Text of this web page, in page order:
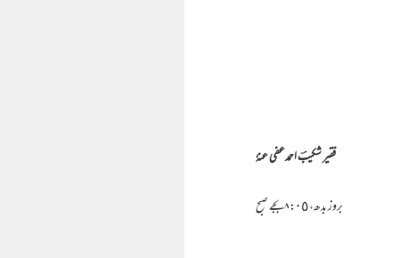
فقیر شکیبؔ احمدعفی عنہٗ
بروز بدھ،۸:۰٥بجے صبح